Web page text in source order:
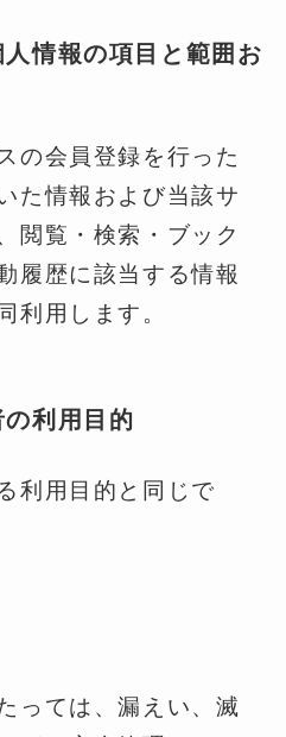
情報の項目と範囲お
の会員登録を行った
た情報および当該サ
閲覧・検索・ブック
履歴に該当する情報
利用します。
利用目的
利用目的と同じで
っては、漏えい、滅